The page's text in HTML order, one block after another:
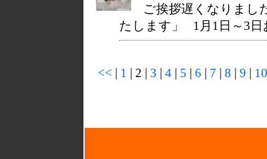
ご挨拶遅くなりまし
たします」 1月1日～3
<< | 1 | 2 | 3 | 4| 5 | 6 | 7 | 8 | 9 | 10